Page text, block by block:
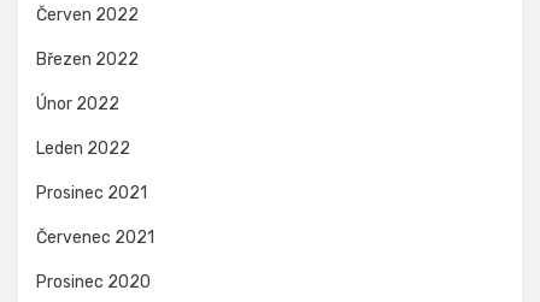
Červen 2022
Březen 2022
Únor 2022
Leden 2022
Prosinec 2021
Červenec 2021
Prosinec 2020